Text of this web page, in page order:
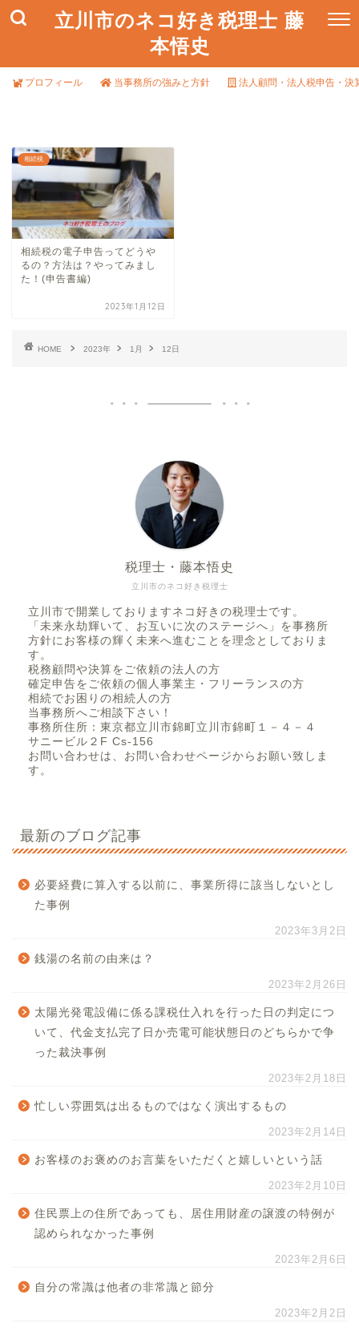
立川市のネコ好き税理士 藤
本悟史
プロフィール 当事務所の強みと方針 法人顧問・法人税申告・決
相続税
相続税の電子申告ってどうや
るの？方法は？やってみまし
た！(申告書編)
2023年1月12日
HOME 2023年 1月 12日
立川市のネコ好き税理士
税理士・藤本悟史
立川市で開業しておりますネコ好きの税理士です。
「未来永劫輝いて、お互いに次のステージへ」を事務所
方針にお客様の輝く未来へ進むことを理念としておりま
す。
税務顧問や決算をご依頼の法人の方
確定申告をご依頼の個人事業主・フリーランスの方
相続でお困りの相続人の方
当事務所へご相談下さい！
事務所住所：東京都立川市錦町立川市錦町１－４－４
サニービル２F Cs-156
お問い合わせは、お問い合わせページからお願い致しま
す。
最新のブログ記事
必要経費に算入する以前に、事業所得に該当しないとし
た事例
2023年3月2日
銭湯の名前の由来は？
2023年2月26日
太陽光発電設備に係る課税仕入れを行った日の判定につ
いて、代金支払完了日か売電可能状態日のどちらかで争
った裁決事例
2023年2月18日
忙しい雰囲気は出るものではなく演出するもの
2023年2月14日
お客様のお褒めのお言葉をいただくと嬉しいという話
2023年2月10日
住民票上の住所であっても、居住用財産の譲渡の特例が
認められなかった事例
2023年2月6日
自分の常識は他者の非常識と節分
2023年2月2日